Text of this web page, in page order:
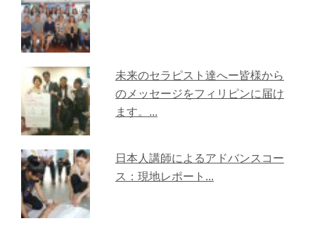
未来のセラピスト達へー皆様から
のメッセージをフィリピンに届け
ます。...
日本人講師によるアドバンスコー
ス：現地レポート...